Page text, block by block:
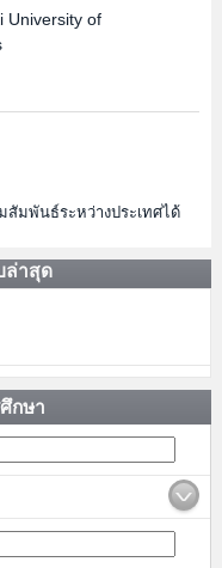
University of
มพันธ์ระหว่างประเทศได้
ล่าสุด
กษา